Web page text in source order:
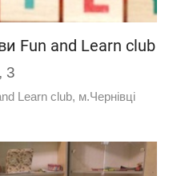
Fun and Learn club
3
Learn club, м.Чернівці